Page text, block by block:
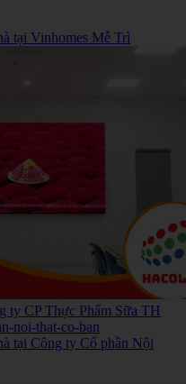
tại Vinhomes Mễ Trì
ty CP Thực Phẩm Sữa TH
tại Công ty Cổ phần Nội